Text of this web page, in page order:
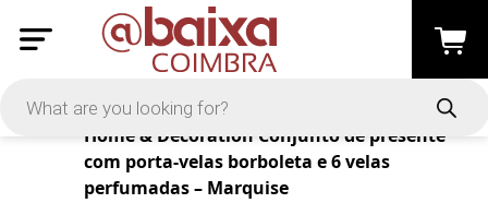
Products
Home & Decoration Conjunto de presente
com porta-velas borboleta e 6 velas
perfumadas – Marquise